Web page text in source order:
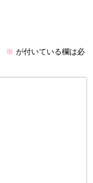
※ が付いている欄は必